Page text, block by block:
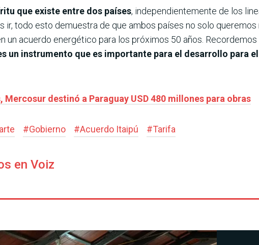
que existe entre dos países, independientemente de los
ir, todo esto demuestra de que ambos países no solo
un acuerdo energético para los próximos 50 años.
un instrumento que es importante para el desarrollo para
Mercosur destinó a Paraguay USD 480 millones para obras
#Gobierno #Acuerdo Itaipú #Tarifa
en Voiz